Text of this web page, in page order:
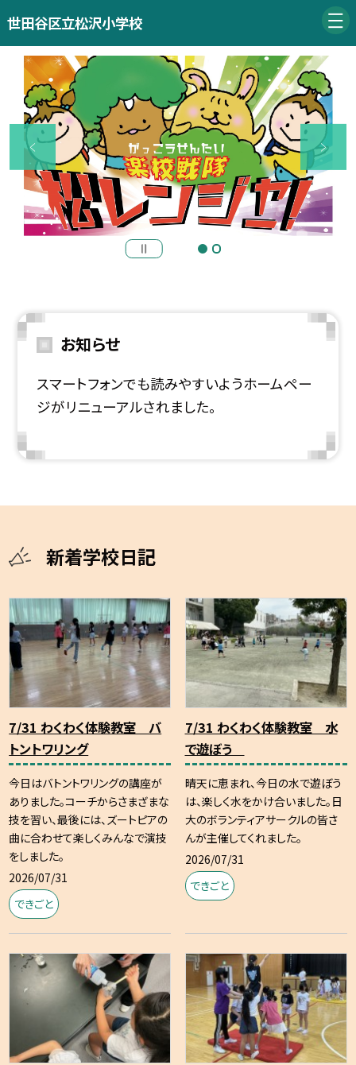
世田谷区立松沢小学校
お知らせ
スマートフォンでも読みやすいようホームペー
ジがリニューアルされました。
新着学校日記
7/31 わくわく体験教室 バ
トントワリング
今日はバトントワリングの講座が
ありました。コーチからさまざまな
技を習い、最後には、ズートピアの
曲に合わせて楽しくみんなで演技
をしました。
2026/07/31
できごと
7/31 わくわく体験教室 水
で遊ぼう
晴天に恵まれ、今日の水で遊ぼう
は、楽しく水をかけ合いました。日
大のボランティアサークルの皆さ
んが主催してくれました。
2026/07/31
できごと